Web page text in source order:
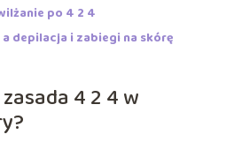
po 4 2 4
depilacja i zabiegi na skórę
4 2 4 w